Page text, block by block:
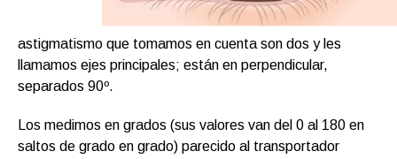
astigmatismo que tomamos en cuenta son dos y les
llamamos ejes principales; están en perpendicular,
separados 90º.
Los medimos en grados (sus valores van del 0 al 180 en
saltos de grado en grado) parecido al transportador